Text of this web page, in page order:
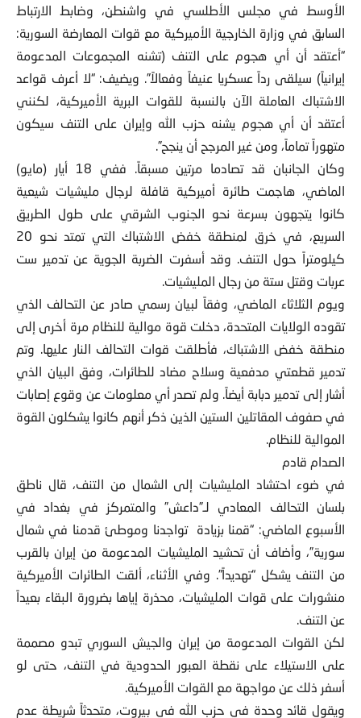
الأوسط في مجلس الأطلسي في واشنطن، وضابط الارتباط
السابق في وزارة الخارجية الأميركية مع قوات المعارضة السورية:
“أعتقد أن أي هجوم على التنف (تشنه المجموعات المدعومة
إيرانياً) سيلقى رداً عسكريا عنيفاً وفعالاً”. ويضيف: “لا أعرف قواعد
الاشتباك العاملة الآن بالنسبة للقوات البرية الأميركية، لكنني
أعتقد أن أي هجوم يشنه حزب الله وإيران على التنف سيكون
متهوراً تماماً، ومن غير المرجح أن ينجح”.
وكان الجانبان قد تصادما مرتين مسبقاً. ففي 18 أيار (مايو)
الماضي، هاجمت طائرة أميركية قافلة لرجال مليشيات شيعية
كانوا يتجهون بسرعة نحو الجنوب الشرقي على طول الطريق
السريع، في خرق لمنطقة خفض الاشتباك التي تمتد نحو 20
كيلومتراً حول التنف. وقد أسفرت الضربة الجوية عن تدمير ست
عربات وقتل ستة من رجال المليشيات.
ويوم الثلاثاء الماضي، وفقاً لبيان رسمي صادر عن التحالف الذي
تقوده الولايات المتحدة، دخلت قوة موالية للنظام مرة أخرى إلى
منطقة خفض الاشتباك، فأطلقت قوات التحالف النار عليها. وتم
تدمير قطعتي مدفعية وسلاح مضاد للطائرات، وفق البيان الذي
أشار إلى تدمير دبابة أيضاً. ولم تصدر أي معلومات عن وقوع إصابات
في صفوف المقاتلين الستين الذين ذكر أنهم كانوا يشكلون القوة
الموالية للنظام.
الصدام قادم
في ضوء احتشاد المليشيات إلى الشمال من التنف، قال ناطق
بلسان التحالف المعادي لـ”داعش” والمتمركز في بغداد في
الأسبوع الماضي: “قمنا بزيادة تواجدنا وموطئ قدمنا في شمال
سورية”، وأضاف أن تحشيد المليشيات المدعومة من إيران بالقرب
من التنف يشكل “تهديداً”. وفي الأثناء، ألقت الطائرات الأميركية
منشورات على قوات المليشيات، محذرة إياها بضرورة البقاء بعيداً
عن التنف.
لكن القوات المدعومة من إيران والجيش السوري تبدو مصممة
على الاستيلاء على نقطة العبور الحدودية في التنف، حتى لو
أسفر ذلك عن مواجهة مع القوات الأميركية.
ويقول قائد وحدة في حزب الله في بيروت، متحدثاً شريطة عدم